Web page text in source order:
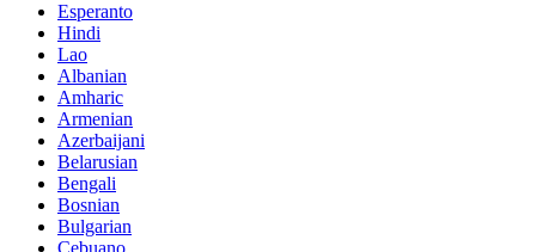
Esperanto
Hindi
Lao
Albanian
Amharic
Armenian
Azerbaijani
Belarusian
Bengali
Bosnian
Bulgarian
Cebuano